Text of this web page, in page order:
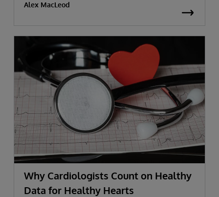
Alex MacLeod
Why Cardiologists Count on Healthy
Data for Healthy Hearts